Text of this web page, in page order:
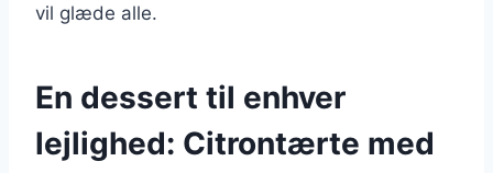
vil glæde alle.
En dessert til enhver
lejlighed: Citrontærte med